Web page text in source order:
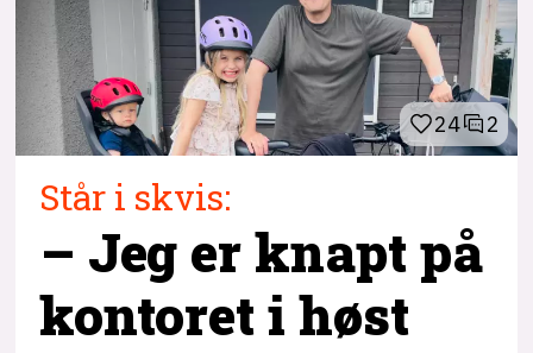
24 2
Står i skvis:
– Jeg er knapt på
kontoret i høst